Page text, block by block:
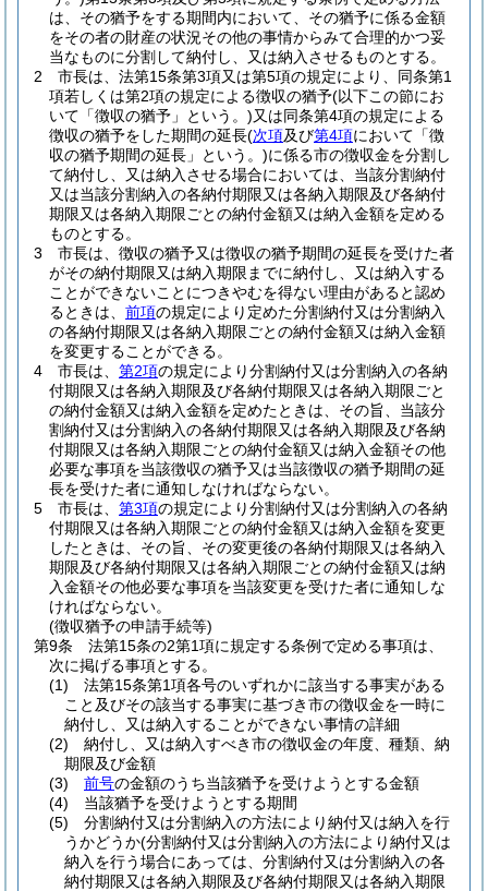
は、その猶予をする期間内において、その猶予に係る金額
をその者の財産の状況その他の事情からみて合理的かつ妥
当なものに分割して納付し、又は納入させるものとする。
2
市長は、法第15条第3項又は第5項の規定により、同条第1
項若しくは第2項の規定による徴収の猶予(以下この節にお
いて「徴収の猶予」という。)又は同条第4項の規定による
徴収の猶予をした期間の延長(次項及び第4項において「徴
収の猶予期間の延長」という。)に係る市の徴収金を分割し
て納付し、又は納入させる場合においては、当該分割納付
又は当該分割納入の各納付期限又は各納入期限及び各納付
期限又は各納入期限ごとの納付金額又は納入金額を定める
ものとする。
3
市長は、徴収の猶予又は徴収の猶予期間の延長を受けた者
がその納付期限又は納入期限までに納付し、又は納入する
ことができないことにつきやむを得ない理由があると認め
るときは、 前項の規定により定めた分割納付又は分割納入
の各納付期限又は各納入期限ごとの納付金額又は納入金額
を変更することができる。
4
市長は、 第2項の規定により分割納付又は分割納入の各納
付期限又は各納入期限及び各納付期限又は各納入期限ごと
の納付金額又は納入金額を定めたときは、その旨、当該分
割納付又は分割納入の各納付期限又は各納入期限及び各納
付期限又は各納入期限ごとの納付金額又は納入金額その他
必要な事項を当該徴収の猶予又は当該徴収の猶予期間の延
長を受けた者に通知しなければならない。
5
市長は、 第3項の規定により分割納付又は分割納入の各納
付期限又は各納入期限ごとの納付金額又は納入金額を変更
したときは、その旨、その変更後の各納付期限又は各納入
期限及び各納付期限又は各納入期限ごとの納付金額又は納
入金額その他必要な事項を当該変更を受けた者に通知しな
ければならない。
(徴収猶予の申請手続等)
第9条
法第15条の2第1項に規定する条例で定める事項は、
次に掲げる事項とする。
(1)
法第15条第1項各号のいずれかに該当する事実がある
こと及びその該当する事実に基づき市の徴収金を一時に
納付し、又は納入することができない事情の詳細
(2)
納付し、又は納入すべき市の徴収金の年度、種類、納
期限及び金額
(3)
前号の金額のうち当該猶予を受けようとする金額
(4)
当該猶予を受けようとする期間
(5)
分割納付又は分割納入の方法により納付又は納入を行
うかどうか(分割納付又は分割納入の方法により納付又は
納入を行う場合にあっては、分割納付又は分割納入の各
納付期限又は各納入期限及び各納付期限又は各納入期限